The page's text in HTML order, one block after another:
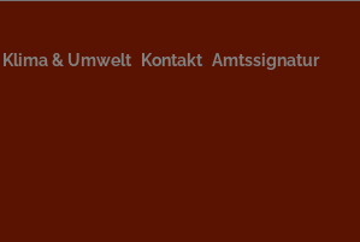
Klima & Umwelt Kontakt Amtssignatur